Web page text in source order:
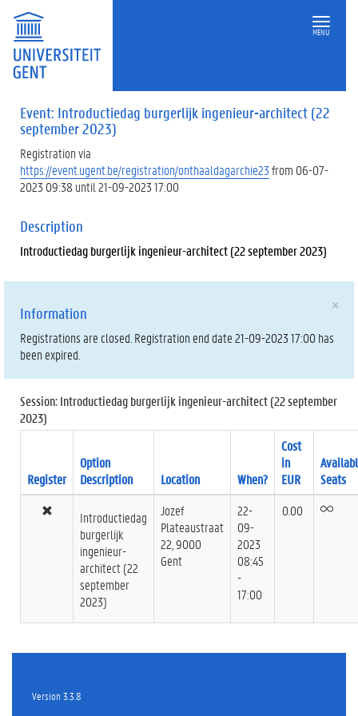
MENU
Event: Introductiedag burgerlijk ingenieur-architect (22
september 2023)
Registration via
https://event.ugent.be/registration/onthaaldagarchie23from 06-07-
2023 09:38 until 21-09-2023 17:00
Description
Introductiedag burgerlijk ingenieur-architect (22 september 2023)
×
Information
Registrations are closed. Registration end date 21-09-2023 17:00 has
been expired.
Session: Introductiedag burgerlijk ingenieur-architect (22 september
2023)
Register
Option
Description
Location When?
Cost
in
EUR
Seats
Introductiedag
burgerlijk
ingenieur-
architect (22
september
2023)
Jozef
Plateaustraat
22, 9000
Gent
22-
09-
2023
08:45
-
17:00
0.00
Version 3.3.8